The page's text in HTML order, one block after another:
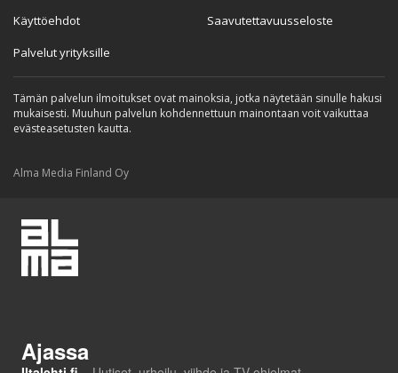
Käyttöehdot
Palvelut yrityksille
Saavutettavuusseloste
Tämän palvelun ilmoitukset ovat mainoksia, jotka näytetään sinulle hakusi
mukaisesti. Muuhun palvelun kohdennettuun mainontaan voit vaikuttaa
evästeasetusten kautta.
Alma Media Finland Oy